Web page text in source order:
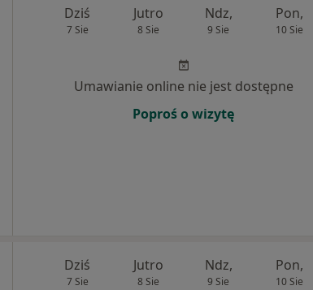
Dziś
7 Sie
Jutro
8 Sie
Ndz,
9 Sie
Pon,
10 Sie
Umawianie online nie jest dostępne
Poproś o wizytę
Dziś
7 Sie
Jutro
8 Sie
Ndz,
9 Sie
Pon,
10 Sie